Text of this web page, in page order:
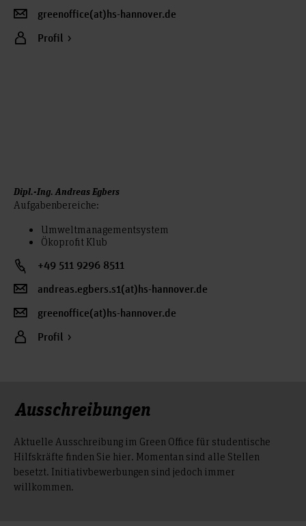
greenoffice(at)hs-hannover.de
Profil
Dipl.-Ing. Andreas Egbers
Aufgabenbereiche:
Umweltmanagementsystem
Ökoprofit Klub
+49 511 9296 8511
andreas.egbers.s1(at)hs-hannover.de
greenoffice(at)hs-hannover.de
Profil
Ausschreibungen
Aktuelle Ausschreibung im Green Office für studentische
Hilfskräfte finden Sie hier. Momentan sind alle Stellen
besetzt. Initiativbewerbungen sind jedoch immer
willkommen.